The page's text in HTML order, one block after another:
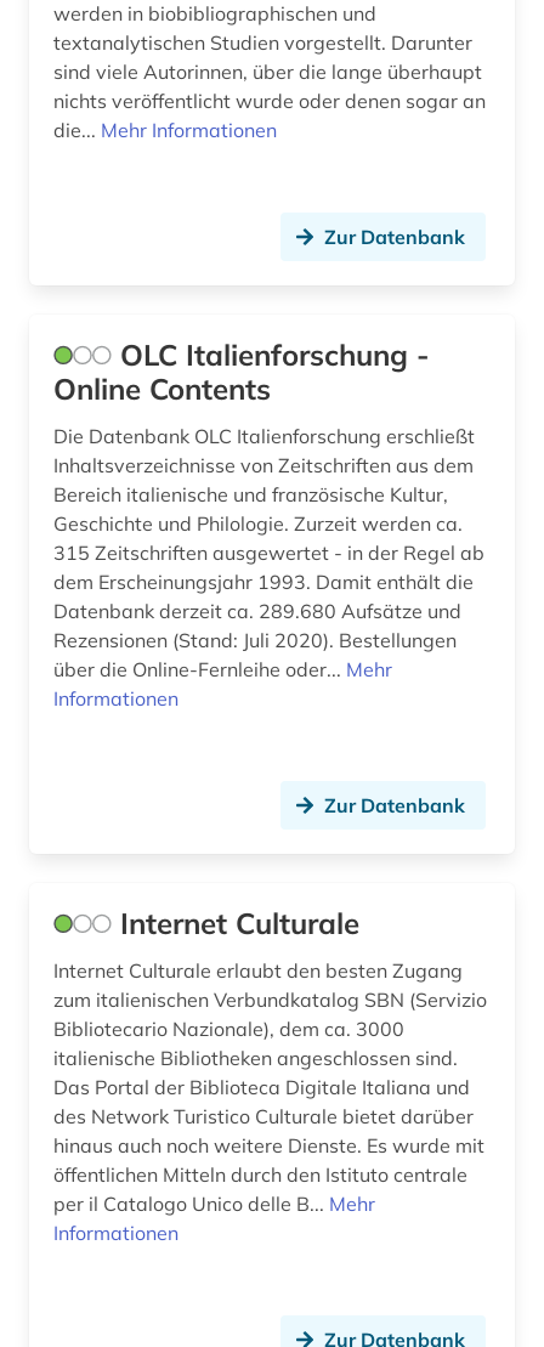
werden in biobibliographischen und
textanalytischen Studien vorgestellt. Darunter
sind viele Autorinnen, über die lange überhaupt
nichts veröffentlicht wurde oder denen sogar an
die... Mehr Informationen
Zur Datenbank
OLC Italienforschung -
Online Contents
Die Datenbank OLC Italienforschung erschließt
Inhaltsverzeichnisse von Zeitschriften aus dem
Bereich italienische und französische Kultur,
Geschichte und Philologie. Zurzeit werden ca.
315 Zeitschriften ausgewertet - in der Regel ab
dem Erscheinungsjahr 1993. Damit enthält die
Datenbank derzeit ca. 289.680 Aufsätze und
Rezensionen (Stand: Juli 2020). Bestellungen
über die Online-Fernleihe oder... Mehr
Informationen
Zur Datenbank
Internet Culturale
Internet Culturale erlaubt den besten Zugang
zum italienischen Verbundkatalog SBN (Servizio
Bibliotecario Nazionale), dem ca. 3000
italienische Bibliotheken angeschlossen sind.
Das Portal der Biblioteca Digitale Italiana und
des Network Turistico Culturale bietet darüber
hinaus auch noch weitere Dienste. Es wurde mit
öffentlichen Mitteln durch den Istituto centrale
per il Catalogo Unico delle B... Mehr
Informationen
Zur Datenbank